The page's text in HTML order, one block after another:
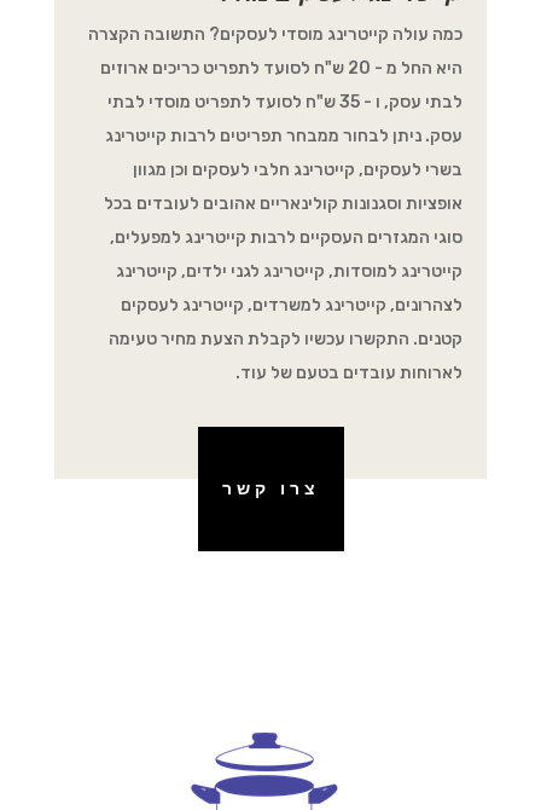
כמה עולה קייטרינג מוסדי לעסקים? התשובה הקצרה
היא החל מ - 20 ש"ח לסועד לתפריט כריכים ארוזים
לבתי עסק, ו - 35 ש"ח לסועד לתפריט מוסדי לבתי
עסק. ניתן לבחור ממבחר תפריטים לרבות קייטרינג
בשרי לעסקים, קייטרינג חלבי לעסקים וכן מגוון
אופציות וסגנונות קולינאריים אהובים לעובדים בכל
סוגי המגזרים העסקיים לרבות קייטרינג למפעלים,
קייטרינג למוסדות, קייטרינג לגני ילדים, קייטרינג
לצהרונים, קייטרינג למשרדים, קייטרינג לעסקים
קטנים. התקשרו עכשיו לקבלת הצעת מחיר טעימה
לארוחות עובדים בטעם של עוד.
צרו קשר